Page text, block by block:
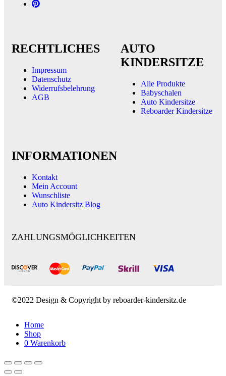
RECHTLICHES
Impressum
Datenschutz
Widerrufsbelehrung
AGB
AUTO
KINDERSITZE
Alle Produkte
Babyschalen
Auto Kindersitze
Reboarder Kindersitze
INFORMATIONEN
Kontakt
Mein Account
Wunschliste
Auto Kindersitz Blog
ZAHLUNGSMÖGLICHKEITEN
©2022 Design & Copyright by reboarder-kindersitz.de
Home
Shop
0 Warenkorb